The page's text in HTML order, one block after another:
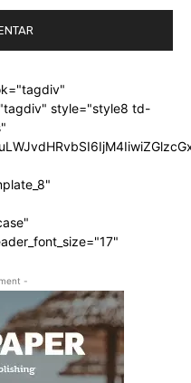
style="style8 td-
-